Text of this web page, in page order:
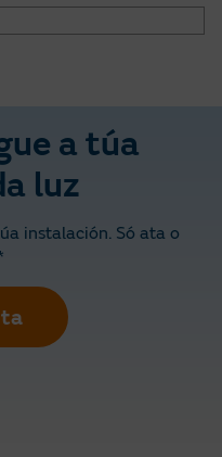
a túa
luz
instalación. Só ata o